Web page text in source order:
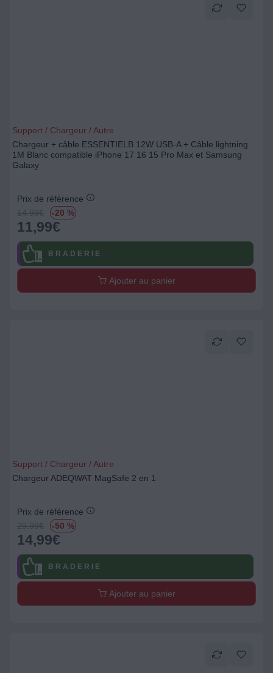
Support / Chargeur / Autre
Chargeur + câble ESSENTIELB 12W USB-A + Câble lightning
1M Blanc compatible iPhone 17 16 15 Pro Max et Samsung
Galaxy
Prix de référence
14.99€ -20 %
11,99€
B R A D E R I E
Ajouter au panier
Support / Chargeur / Autre
Chargeur ADEQWAT MagSafe 2 en 1
Prix de référence
29.99€ -50 %
14,99€
B R A D E R I E
Ajouter au panier